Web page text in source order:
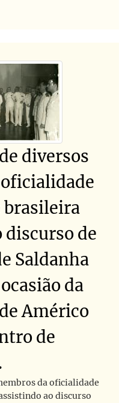
diversos
brasileira
discurso de
Saldanha
da
Américo
de
da oficialidade
ao discurso